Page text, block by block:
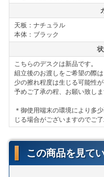
■仕切り付属
■鍵2本付属
■GSDデスクシリーズはこ
＊サイズ等の詳細はペー
【送料・配送について】
横浜市内 1,000円（税別
入可）
＊お客様のご要望に応じ
す。
天板：ナチュラル
本体：ブラック
こちらのデスクは新品です。
組立後のお渡しをご希望の際
少の擦れ程度は生じる可能性が
予めご了承の程、お願い致しま
＊御使用端末の環境により多
じる場合がございますのでご了
この商品を見て